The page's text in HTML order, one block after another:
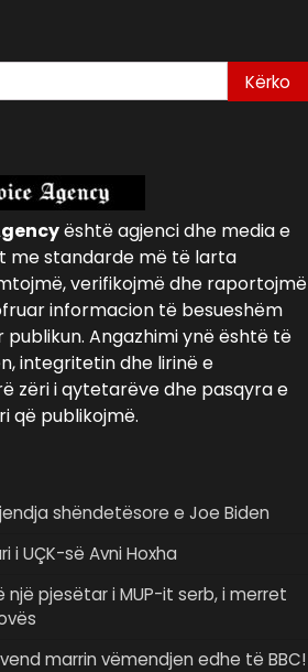
është agjenci dhe media e
me standarde më të larta
verifikojmë dhe raportojmë
informacion të besueshëm
Angazhimi ynë është të
integritetin dhe lirinë e
zëri i qytetarëve dhe pasqyra e
që publikojmë.
shëndetësore e Joe Biden
i UÇK-së Avni Hoxha
një pjesëtar i MUP-it serb, i merret
marrin vëmendjen edhe të BBC!